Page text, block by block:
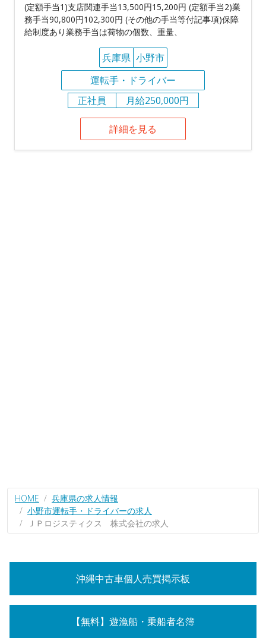
(定額手当1)支店関連手当13,500円15,200円 (定額手当2)業
務手当90,800円102,300円 (その他の手当等付記事項)保障
給制度あり業務手当は荷物の個数、重量、
兵庫県 小野市
運転手・ドライバー
正社員
月給250,000円
詳細を見る
HOME
兵庫県の求人情報
小野市運転手・ドライバーの求人
ＪＰロジスティクス 株式会社の求人
沖縄中古車個人売買掲示板
【無料】遊漁船・乗船者名簿